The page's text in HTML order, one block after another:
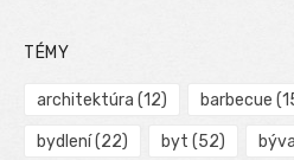
TÉMY
architektúra (12) barbecue
bydlení(22) byt (52)